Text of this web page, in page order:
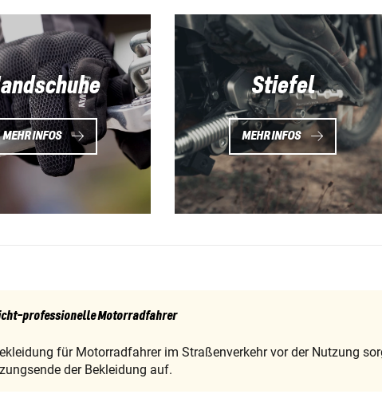
MEHR INFOS
Stiefel
MEHR INFOS
professionelle Motorradfahrer
für Motorradfahrer im Straßenverkehr vor der Nutzung
der Bekleidung auf.